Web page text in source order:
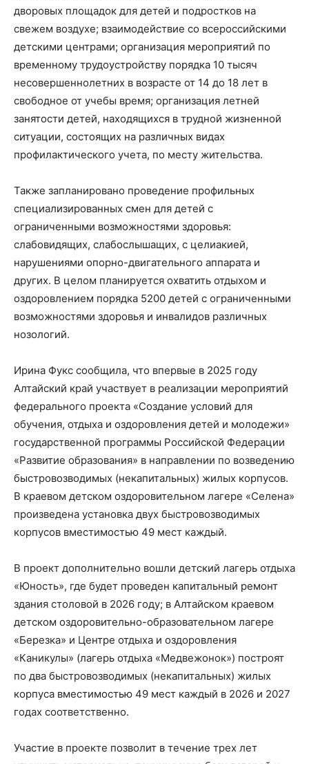
дворовых площадок для детей и подростков на
свежем воздухе; взаимодействие со всероссийскими
детскими центрами; организация мероприятий по
временному трудоустройству порядка 10 тысяч
несовершеннолетних в возрасте от 14 до 18 лет в
свободное от учебы время; организация летней
занятости детей, находящихся в трудной жизненной
ситуации, состоящих на различных видах
профилактического учета, по месту жительства.
Также запланировано проведение профильных
специализированных смен для детей с
ограниченными возможностями здоровья:
слабовидящих, слабослышащих, с целиакией,
нарушениями опорно-двигательного аппарата и
других. В целом планируется охватить отдыхом и
оздоровлением порядка 5200 детей с ограниченными
возможностями здоровья и инвалидов различных
нозологий.
Ирина Фукс сообщила, что впервые в 2025 году
Алтайский край участвует в реализации мероприятий
федерального проекта «Создание условий для
обучения, отдыха и оздоровления детей и молодежи»
государственной программы Российской Федерации
«Развитие образования» в направлении по возведению
быстровозводимых (некапитальных) жилых корпусов.
В краевом детском оздоровительном лагере «Селена»
произведена установка двух быстровозводимых
корпусов вместимостью 49 мест каждый.
В проект дополнительно вошли детский лагерь отдыха
«Юность», где будет проведен капитальный ремонт
здания столовой в 2026 году; в Алтайском краевом
детском оздоровительно-образовательном лагере
«Березка» и Центре отдыха и оздоровления
«Каникулы» (лагерь отдыха «Медвежонок») построят
по два быстровозводимых (некапитальных) жилых
корпуса вместимостью 49 мест каждый в 2026 и 2027
годах соответственно.
Участие в проекте позволит в течение трех лет